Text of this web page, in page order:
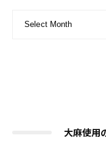
大麻使用